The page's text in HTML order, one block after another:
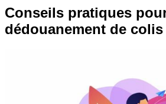
Conseils pratiques
dédouanement de colis